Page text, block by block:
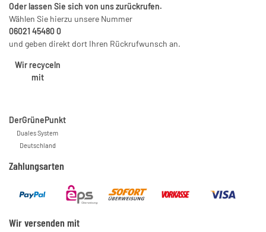
Oder lassen Sie sich von uns zurückrufen.
Wählen Sie hierzu unsere Nummer
06021 45480 0
und geben direkt dort Ihren Rückrufwunsch an.
Wir recyceln
mit
DerGrünePunkt
Duales System
Deutschland
Zahlungsarten
Wir versenden mit